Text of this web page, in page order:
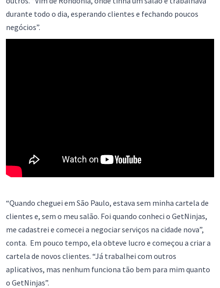
durante todo o dia, esperando clientes e fechando poucos
negócios”.
“Quando cheguei em São Paulo, estava sem minha cartela de
clientes e, sem o meu salão. Foi quando conheci o GetNinjas,
me cadastrei e comecei a negociar serviços na cidade nova”,
conta. Em pouco tempo, ela obteve lucro e começou a criar a
cartela de novos clientes. “Já trabalhei com outros
aplicativos, mas nenhum funciona tão bem para mim quanto
o GetNinjas”.